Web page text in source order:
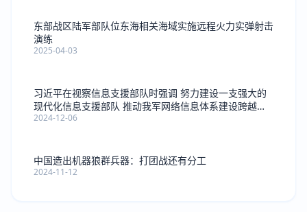
东部战区陆军部队位东海相关海域实施远程火力实弹射击
演练
2025-04-03
习近平在视察信息支援部队时强调 努力建设一支强大的
现代化信息支援部队 推动我军网络信息体系建设跨越发
展
2024-12-06
中国造出机器狼群兵器：打团战还有分工
2024-11-12